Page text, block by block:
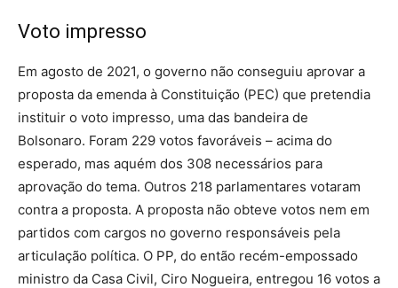
Voto impresso
Em agosto de 2021, o governo não conseguiu aprovar a
proposta da emenda à Constituição (PEC) que pretendia
instituir o voto impresso, uma das bandeira de
Bolsonaro. Foram 229 votos favoráveis – acima do
esperado, mas aquém dos 308 necessários para
aprovação do tema. Outros 218 parlamentares votaram
contra a proposta. A proposta não obteve votos nem em
partidos com cargos no governo responsáveis pela
articulação política. O PP, do então recém-empossado
ministro da Casa Civil, Ciro Nogueira, entregou 16 votos a